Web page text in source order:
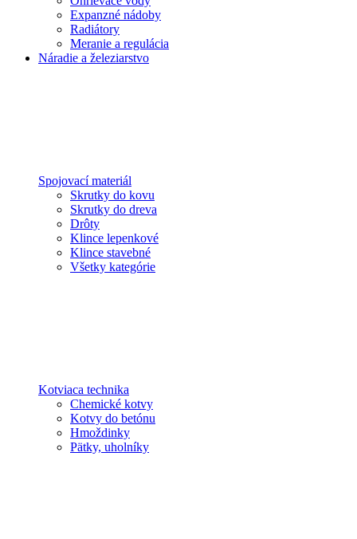
Expanzné nádoby
Radiátory
Meranie a regulácia
Náradie a železiarstvo
Spojovací materiál
Skrutky do kovu
Skrutky do dreva
Drôty
Klince lepenkové
Klince stavebné
Všetky kategórie
Kotviaca technika
Chemické kotvy
Kotvy do betónu
Hmoždinky
Pätky, uholníky